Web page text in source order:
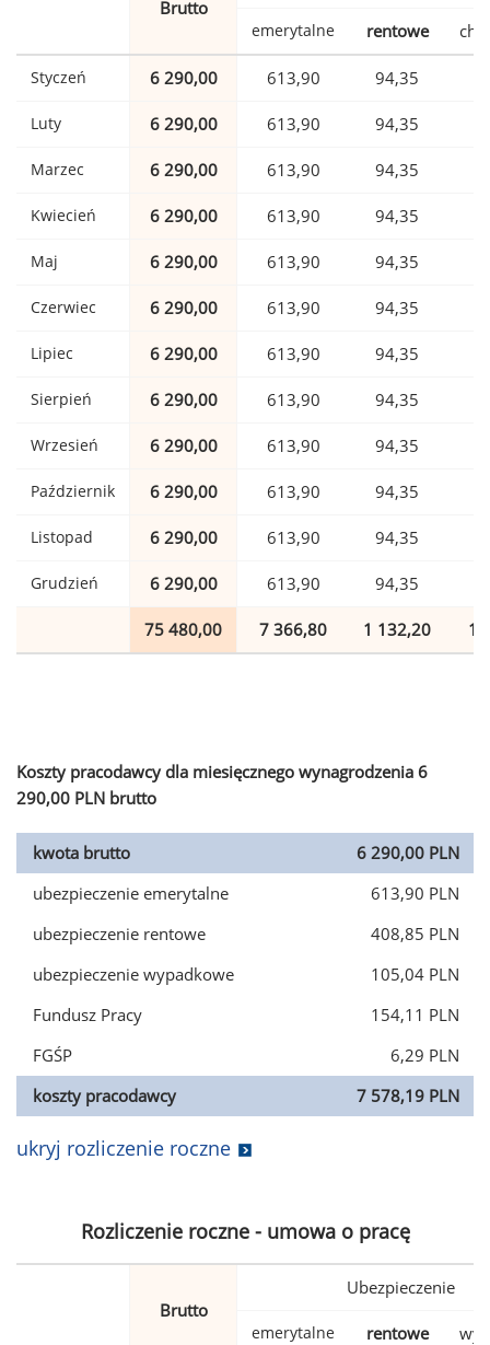
Brutto
emerytalne rentowe
Styczeń 6 290,00 613,90 94,35
Luty 6 290,00 613,90 94,35
Marzec 6 290,00 613,90 94,35
Kwiecień 6 290,00 613,90 94,35
Maj 6 290,00 613,90 94,35
Czerwiec 6 290,00 613,90 94,35
Lipiec 6 290,00 613,90 94,35
Sierpień 6 290,00 613,90 94,35
Wrzesień 6 290,00 613,90 94,35
Październik 6 290,00 613,90 94,35
Listopad 6 290,00 613,90 94,35
Grudzień 6 290,00 613,90 94,35
75 480,00 7 366,80 1 132,20 1
Koszty pracodawcy dla miesięcznego wynagrodzenia 6
290,00 PLN brutto
kwota brutto
6 290,00 PLN
ubezpieczenie emerytalne
613,90 PLN
ubezpieczenie rentowe
408,85 PLN
ubezpieczenie wypadkowe
105,04 PLN
Fundusz Pracy
154,11 PLN
FGŚP
6,29 PLN
koszty pracodawcy
7 578,19 PLN
ukryj rozliczenie roczne
Rozliczenie roczne - umowa o pracę
Brutto
Ubezpieczenie
emerytalne rentowe